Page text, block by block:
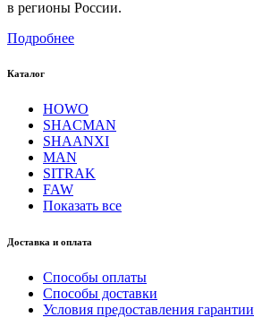
в регионы России.
Подробнее
Каталог
HOWO
SHACMAN
SHAANXI
MAN
SITRAK
FAW
Показать все
Доставка и оплата
Способы оплаты
Способы доставки
Условия предоставления гарантии